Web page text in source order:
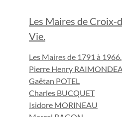
Les Maires de Croix-
Vie.
Les Maires de 1791 à 1966.
Pierre Henry
Gaëtan POTEL
Charles BUCQUET
Isidore MORINEAU